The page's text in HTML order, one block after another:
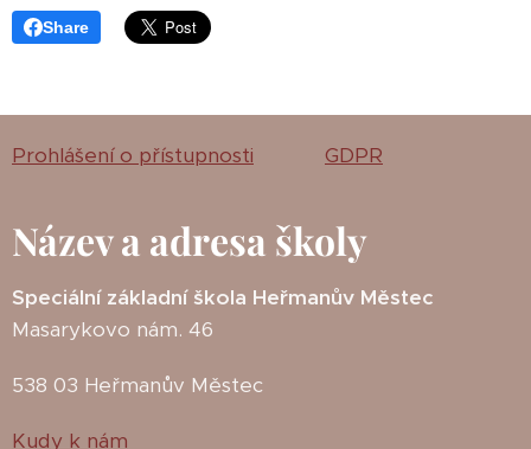
Share
Prohlášení o přístupnosti GDPR
Název a adresa školy
Speciální základní škola Heřmanův Městec
Masarykovo nám. 46
538 03 Heřmanův Městec
Kudy k nám